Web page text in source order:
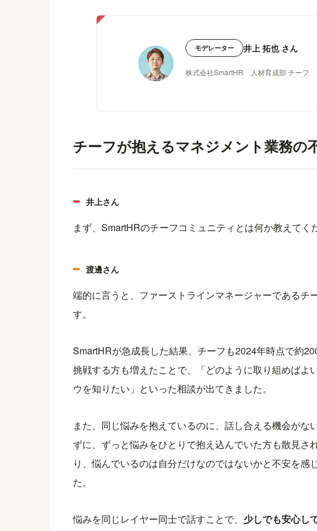
モデレーター 井上 拓也 さん
株式会社SmartHR 人材育成部 チーフ
チーフが抱えるマネジメント業務の
井上さん
まず、SmartHRのチーフコミュニティとは何か教えてく
渡邊さん
端的に言うと、ファーストラインマネージャーであるチ
す。
SmartHRが急成長した結果、チーフも2024年時点で約
挑戦する方も増えたことで、「どのように取り組めばよ
ウを知りたい」といった相談が出てきました。
また、同じ悩みを抱えているのに、話し合える機会がな
ずに、ずっと悩みをひとりで抱え込んでいた方も散見さ
り、悩んでいるのは自分だけなのではないかと不安を感
た。
悩みを同じレイヤー同士で話すことで、 少しでも安心し